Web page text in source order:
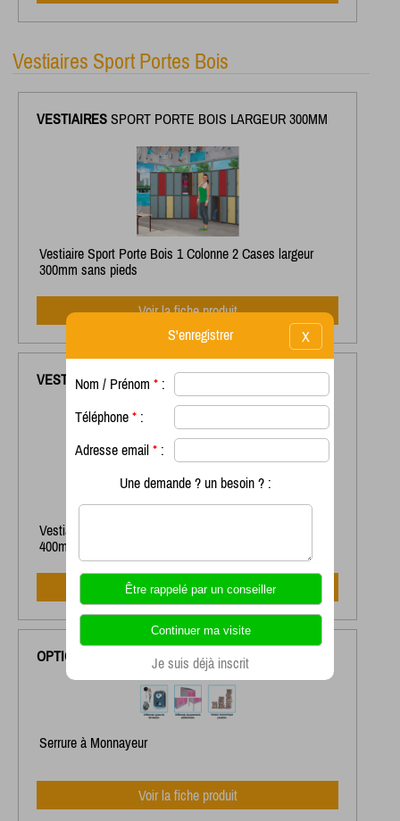
Vestiaires Sport Portes Bois
VESTIAIRES SPORT PORTE BOIS LARGEUR 300MM
Vestiaire Sport Porte Bois 1 Colonne 2 Cases largeur
300mm sans pieds
Voir la fiche produit
VESTIAIRES SPORT PORTE BOIS LARGEUR 400MM
Vestiaire Sport Porte Bois 1 Colonne 2 Portes largeur
400mm sans pieds
Voir la fiche produit
OPTIONS VESTIAIRES SPORT PORTE BOIS
Serrure à Monnayeur
Voir la fiche produit
X
S'enregistrer
Nom / Prénom * :
Téléphone * :
Adresse email * :
Une demande ? un besoin ? :
Je suis déjà inscrit